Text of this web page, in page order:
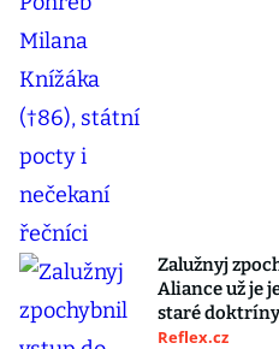
Zalužnyj
Aliance už je
staré doktríny
Reflex.cz